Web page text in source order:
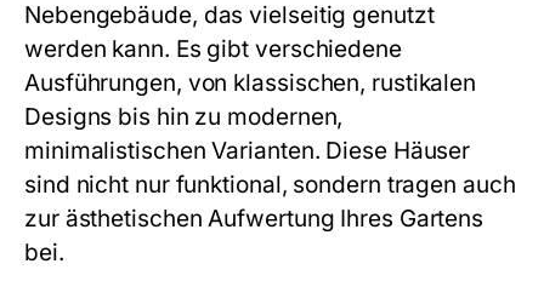
Nebengebäude, das vielseitig genutzt
werden kann. Es gibt verschiedene
Ausführungen, von klassischen, rustikalen
Designs bis hin zu modernen,
minimalistischen Varianten. Diese Häuser
sind nicht nur funktional, sondern tragen auch
zur ästhetischen Aufwertung Ihres Gartens
bei.